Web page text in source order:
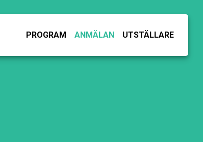
PROGRAM ANMÄLAN UTSTÄLLARE